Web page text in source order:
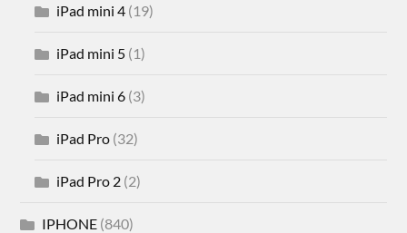
iPad mini 4 (19)
iPad mini 5 (1)
iPad mini 6 (3)
iPad Pro (32)
iPad Pro 2 (2)
IPHONE (840)